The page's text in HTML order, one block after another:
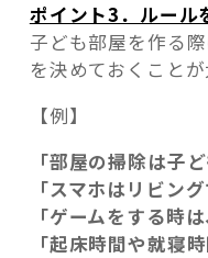
ポイント3．ルール
子ども部屋を作る
を決めておくことが
【例】
「部屋の掃除は子
「スマホはリビング
「ゲームをする時
「起床時間や就寝